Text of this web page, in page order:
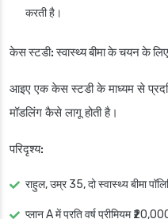
करती है।
केस स्टडी: स्वास्थ्य बीमा के चयन के लिए
आइए एक केस स्टडी के माध्यम से
मॉडलिंग कैसे लागू होती है।
परिदृश्य:
राहुल, उम्र 35, दो स्वास्थ्य बीमा
प्लान A में प्रति वर्ष प्रीमियम